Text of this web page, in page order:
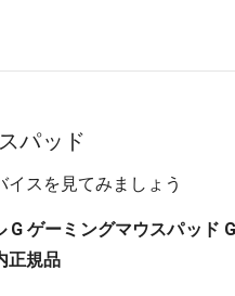
パッド
スを見てみましょう
ゲーミングマウスパッド
正規品